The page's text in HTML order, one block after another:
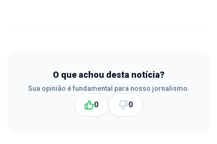
O que achou desta notícia?
Sua opinião é fundamental para nosso jornalismo.
0 0